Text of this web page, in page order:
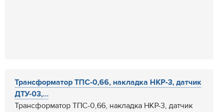
Трансформатор ТПС-0,66, накладка НКР-3, датчик
ДТУ-03,...
Трансформатор ТПС-0,66, накладка НКР-3, датчик